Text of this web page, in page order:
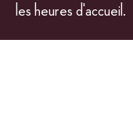
les heures d'accueil.